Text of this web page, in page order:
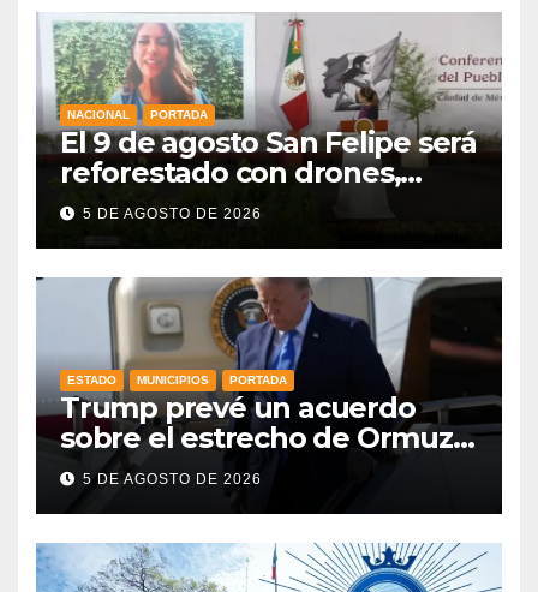
NACIONAL PORTADA
El 9 de agosto San Felipe será
reforestado con drones,
como parte de la Jornada
Nacional a la que se suma
5 DE AGOSTO DE 2026
ESTADO MUNICIPIOS PORTADA
Trump prevé un acuerdo
sobre el estrecho de Ormuz
esta misma semana
5 DE AGOSTO DE 2026